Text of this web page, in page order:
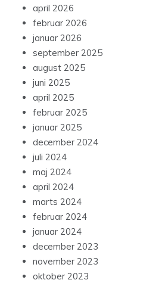
april 2026
februar 2026
januar 2026
september 2025
august 2025
juni 2025
april 2025
februar 2025
januar 2025
december 2024
juli 2024
maj 2024
april 2024
marts 2024
februar 2024
januar 2024
december 2023
november 2023
oktober 2023